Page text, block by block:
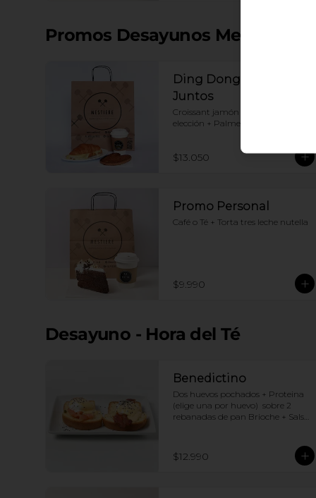
Promos Desayunos Mestiere
Ding Dong: Mejor
Juntos
Croissant jamón queso+ Café a
elección + Palmerita
$13.050
Promo Personal
Café o Té + Torta tres leche nutella
$9.990
Desayuno - Hora del Té
Benedictino
Dos huevos pochados + Proteina
(elige una por huevo)  sobre 2
rebanadas de pan Brioche + Salsa
$12.990